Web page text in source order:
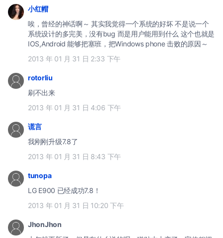
小红帽
唉，曾经的神话啊～ 其实我觉得一个系统的好坏 不是说一个
系统设计的多完美，没有bug 而是用户能用到什么 这个也就是
IOS,Android 能够把塞班，把Windows phone 击败的原因～
2013 年 01 月 31 日 2:33 下午
rotorliu
刷不出来
2013 年 01 月 31 日 4:06 下午
谎言
我刚刚升级7.8了
2013 年 01 月 31 日 8:43 下午
tunopa
LG E900 已经成功7.8！
2013 年 01 月 31 日 10:20 下午
JhonJhon